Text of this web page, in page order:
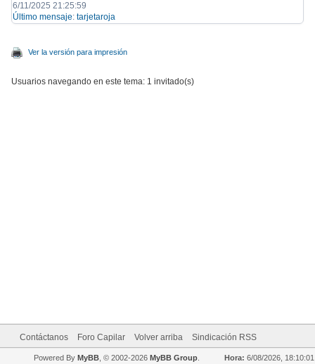
6/11/2025 21:25:59
Último mensaje:tarjetaroja
Ver la versión para impresión
Usuarios navegando en este tema: 1 invitado(s)
Contáctanos Foro Capilar Volver arriba Sindicación RSS
Hora: 6/08/2026, 18:10:01
Powered By MyBB, © 2002-2026 MyBB Group.